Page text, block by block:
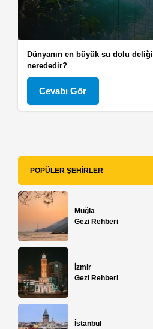
Dünyanın en büyük su dolu deliği
nerededir?
Cevabı Gör
POPÜLER ŞEHIRLER
Muğla
Gezi Rehberi
İzmir
Gezi Rehberi
İstanbul